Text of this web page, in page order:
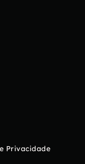
Privacidade